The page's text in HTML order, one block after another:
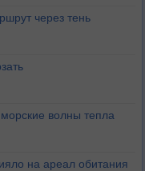
через тень
волны тепла
на ареал обитания